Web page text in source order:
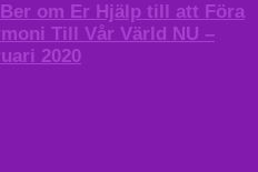
om Er Hjälp till att Föra
Till Vår Värld NU –
2020